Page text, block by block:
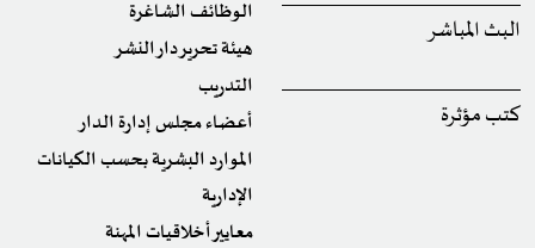
البث المباشر
كتب مؤثرة
الوظائف الشاغرة
هيئة تحرير دار النشر
التدريب
أعضاء مجلس إدارة الدار
الموارد البشرية بحسب الكيانات
الإدارية
معايير أخلاقيات المهنة